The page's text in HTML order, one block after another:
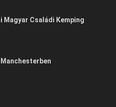
Magyar Családi Kemping